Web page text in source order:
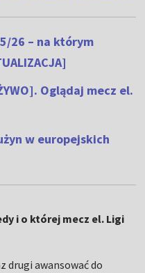
26 – na którym
Oglądaj mecz el.
w europejskich
i o której mecz el. Ligi
drugi awansować do